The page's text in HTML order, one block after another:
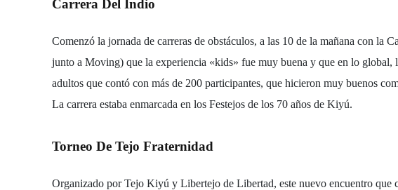
Carrera Del Indio
Comenzó la jornada de carreras de obstáculos, a las 10 de la mañana con la
junto a Moving) que la experiencia «kids» fue muy buena y que en lo
adultos que contó con más de 200 participantes, que hicieron muy buenos
La carrera estaba enmarcada en los Festejos de los 70 años de Kiyú.
Torneo De Tejo Fraternidad
Organizado porTejo Kiyú y Libertejo de Libertad, este nuevo encuentro que